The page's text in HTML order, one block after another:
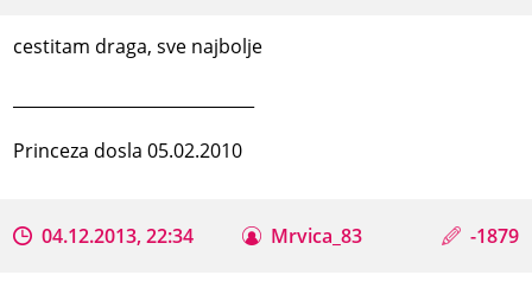
cestitam draga, sve najbolje
Princeza dosla 05.02.2010
04.12.2013, 22:34 Mrvica_83 -1879